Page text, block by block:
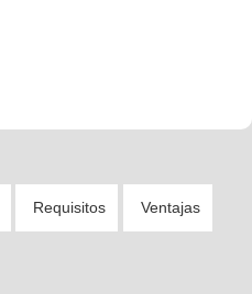
Requisitos Ventajas